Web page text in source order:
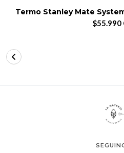
Termo Stanley Mate
$55.990